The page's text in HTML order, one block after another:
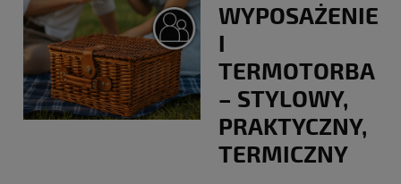
WYPOSAŻENIE
I
TERMOTORBA
– STYLOWY,
PRAKTYCZNY,
TERMICZNY